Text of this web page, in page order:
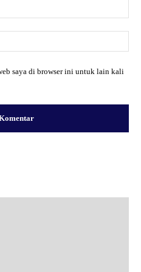
saya di browser ini untuk lain kali